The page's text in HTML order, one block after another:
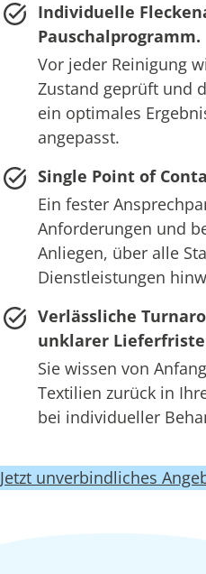
Individuelle
Pauschalprogramm.
Vor jeder Reinigung
Zustand geprüft und
ein optimales
angepasst.
Single Point of
Ein fester
Anforderungen und
Anliegen, über alle
Dienstleistungen
Verlässliche
unklarer
Sie wissen von
Textilien zurück in
bei individueller
Jetzt unverbindliches